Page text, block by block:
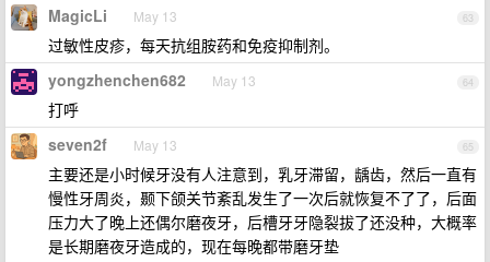
63
MagicLi May 13
过敏性皮疹，每天抗组胺药和免疫抑制剂。
64
yongzhenchen682 May 13
打呼
65
seven2f May 13
主要还是小时候牙没有人注意到，乳牙滞留，龋齿，然后一直有
慢性牙周炎，颞下颌关节紊乱发生了一次后就恢复不了了，后面
压力大了晚上还偶尔磨夜牙，后槽牙牙隐裂拔了还没种，大概率
是长期磨夜牙造成的，现在每晚都带磨牙垫